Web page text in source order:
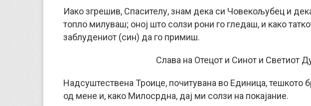
Иако згрешив, Спасителу, знам дека си Човекољубец и
топло милуваш; оној што солзи рони го гледаш, и како
заблудениот (син) да го примиш.
Слава на Отецот и Синот и Светиот
Надсуштествена Троице, почитувана во Единица, тешкото
од мене и, како Милосрдна, дај ми солзи на покајание.